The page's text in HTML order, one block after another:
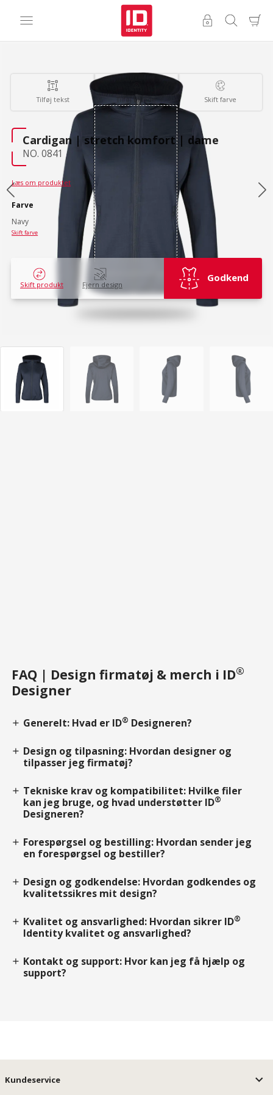
Cardigan | stretch komfort | dame
NO. 0841
Læs om produktet
Farve
Navy
Skift farve
Tilføj tekst Tilføj billede Skift farve
Skift produkt Fjern design
Godkend
FAQ | Design firmatøj & merch i ID®
Designer
add Generelt: Hvad er ID® Designeren?
add Design og tilpasning: Hvordan designer og
tilpasser jeg firmatøj?
add Tekniske krav og kompatibilitet: Hvilke filer
kan jeg bruge, og hvad understøtter ID®
Designeren?
add Forespørgsel og bestilling: Hvordan sender jeg
en forespørgsel og bestiller?
add Design og godkendelse: Hvordan godkendes og
kvalitetssikres mit design?
add Kvalitet og ansvarlighed: Hvordan sikrer ID®
Identity kvalitet og ansvarlighed?
add Kontakt og support: Hvor kan jeg få hjælp og
support?
Kundeservice